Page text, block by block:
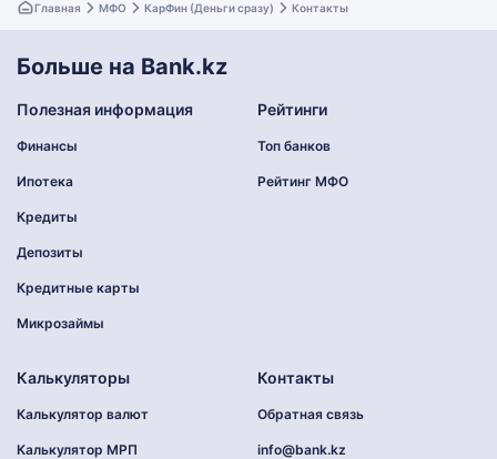
Главная МФО КарФин (Деньги сразу) Контакты
Больше на Bank.kz
Полезная информация
Финансы
Ипотека
Кредиты
Депозиты
Кредитные карты
Микрозаймы
Рейтинги
Топ банков
Рейтинг МФО
Калькуляторы
Калькулятор валют
Калькулятор МРП
Контакты
Обратная связь
info@bank.kz